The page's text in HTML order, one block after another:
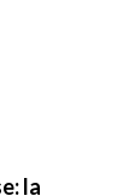
la